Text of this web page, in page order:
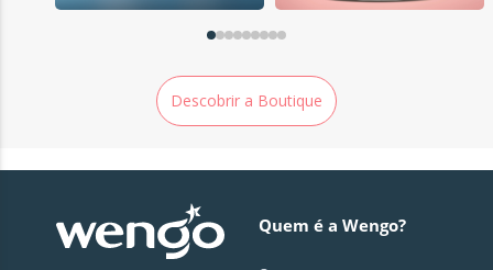
Descobrir a Boutique
Quem é a Wengo?